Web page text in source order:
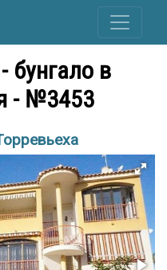
бунгало в
- №3453